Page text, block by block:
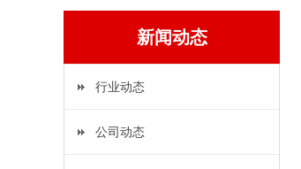
新闻动态
行业动态
公司动态